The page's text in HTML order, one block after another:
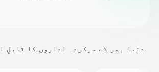
دنیا بھر کے سرکردہ اداروں کا قابلِ